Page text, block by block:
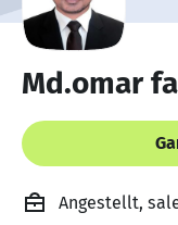
Md.omar
Angestellt,